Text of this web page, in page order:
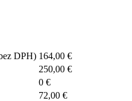
DPH) 164,00 €
250,00 €
0 €
72,00 €